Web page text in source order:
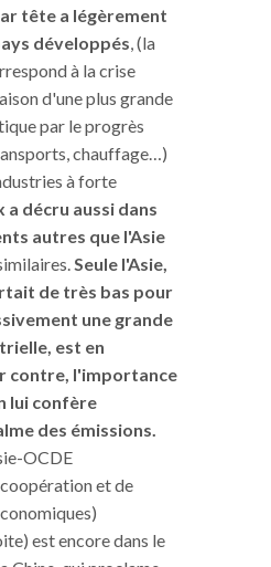
tête a légèrement
développés, (la
à la crise
d'une plus grande
par le progrès
chauffage…)
à forte
a décru aussi dans
autres que l'Asie
Seule l'Asie,
de très bas pour
une grande
est en
contre, l'importance
lui confère
des émissions.
OCDE
et de
est encore dans le